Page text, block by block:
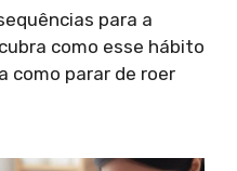
para a
como esse hábito
como parar de roer